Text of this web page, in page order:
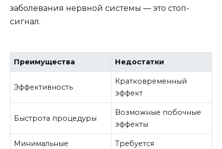
заболевания нервной системы — это стоп-
сигнал.
Преимущества Недостатки
Эффективность
Кратковременный
эффект
Быстрота процедуры
Возможные побочные
эффекты
Минимальные
Требуется